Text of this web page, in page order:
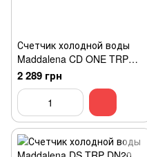
Счетчик холодной воды
Maddalena CD ONE TRP
DN20
2 289 грн